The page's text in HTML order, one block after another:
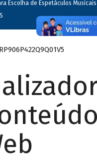
Escolha de Espetáculos Musicais